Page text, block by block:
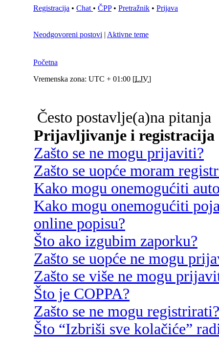
Registracija • Chat • ČPP• Pretražnik • Prijava
Neodgovoreni postovi | Aktivne teme
Početna
Vremenska zona: UTC + 01:00 [LJV]
Često postavlje(a)na pitanja
Prijavljivanje i registracija
Zašto se ne mogu prijaviti?
Zašto se uopće moram
Kako mogu onemogućiti
Kako mogu onemogućiti
online popisu?
Što ako izgubim zaporku?
Zašto se uopće ne mogu
Zašto se više ne mogu
Što je COPPA?
Zašto se ne mogu registrirati?
Što “Izbriši sve kolačiće”